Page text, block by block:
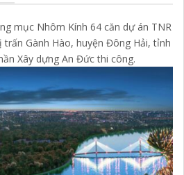
mục Nhôm Kính 64 căn dự án TNR
trấn Gành Hào, huyện Đông Hải, tỉnh
Xây dựng An Đức thi công.